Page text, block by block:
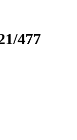
477